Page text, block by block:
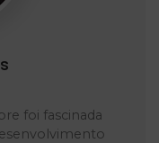
foi fascinada